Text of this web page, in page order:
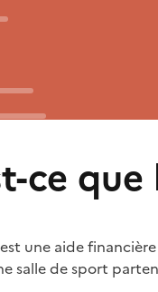
ce que
une aide
salle de sport